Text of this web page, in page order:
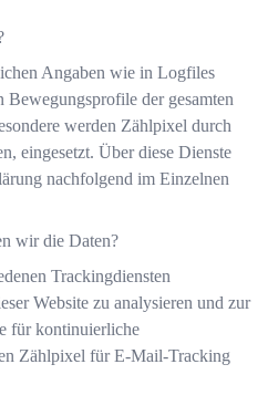
Angaben wie in Logfiles
Bewegungsprofile der gesamten
werden Zählpixel durch
eingesetzt. Über diese Dienste
nachfolgend im Einzelnen
wir die Daten?
Trackingdiensten
Website zu analysieren und zur
für kontinuierliche
Zählpixel für E-Mail-Tracking